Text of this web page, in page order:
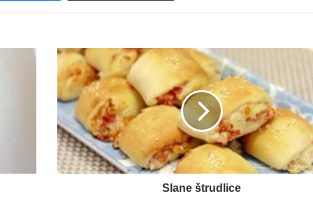
Slane
štrudlice
Slane štrudlice